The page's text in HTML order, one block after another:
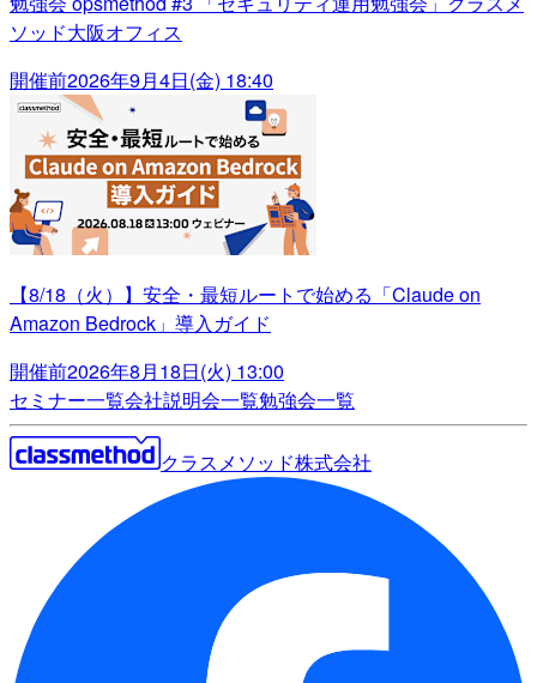
ソッド大阪オフィス
開催前2026年9月4日(金) 18:40
【8/18（火）】安全・最短ルートで始める「Claude on
Amazon Bedrock」導入ガイド
開催前2026年8月18日(火) 13:00
セミナー一覧会社説明会一覧勉強会一覧
クラスメソッド株式会社